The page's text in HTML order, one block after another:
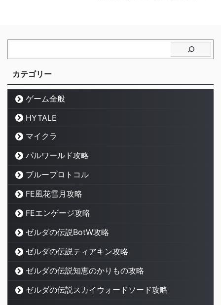
カテゴリー
ゲーム全般
HYTALE
マイクラ
パルワールド攻略
ブループロトコル
FE風花雪月攻略
FEエンゲージ攻略
ゼルダの伝説BotW攻略
ゼルダの伝説ティアキン攻略
ゼルダの伝説知恵のかりもの攻略
ゼルダの伝説スカイウォードソード攻略